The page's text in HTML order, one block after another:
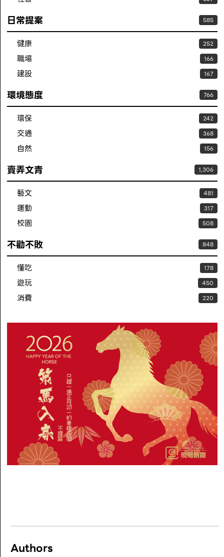
日常提案 585
健康 252
職場 166
建設 167
環境態度 766
環保 242
交通 368
自然 156
賣弄文青 1,306
藝文 481
運動 317
校園 508
不勸不敗 848
懂吃 178
遊玩 450
消費 220
Authors